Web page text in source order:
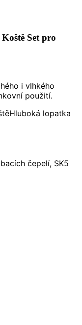
Set pro
i vlhkého
použití.
Hluboká lopatka
čepelí, SK5